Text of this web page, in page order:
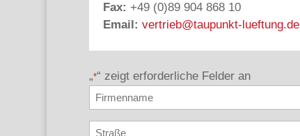
Fax: +49 (0)89 904 868 10
Email: vertrieb@taupunkt-lueftung.de
„*“ zeigt erforderliche Felder an
Firmenname
Strasse